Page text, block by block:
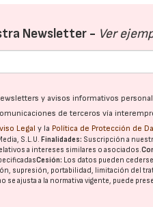
Newsletter - Ver
y avisos informativos
de terceros vía
Legal y la Política de Protección de
S.L.U. Finalidades: Suscripción a
a intereses similares o asociados.
Cesión: Los datos pueden
supresión, portabilidad, limitación del
se ajusta a la normativa vigente, puede